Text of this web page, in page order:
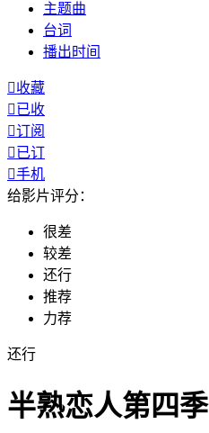
主题曲
台词
播出时间
收藏
已收
订阅
已订
手机
给影片评分：
很差
较差
还行
推荐
力荐
还行
半熟恋人第四季